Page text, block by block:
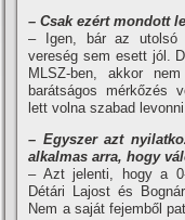
– Csak ezért mondott
– Igen, bár az utolsó
vereség sem esett jól.
MLSZ-ben, akkor
barátságos mérkőzés
lett volna szabad
– Egyszer azt
alkalmas arra, hogy
– Azt jelenti, hogy a
Détári Lajost és
Nem a saját fejemből